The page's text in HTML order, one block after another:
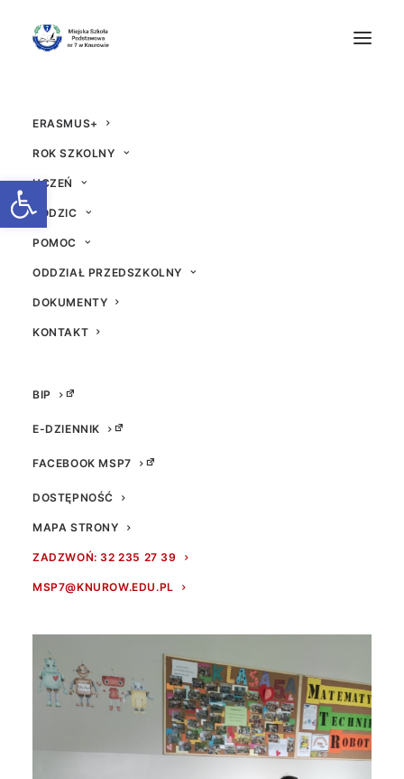
Otwórz pasek narzędzi
ERASMUS+
ROK SZKOLNY
UCZEŃ
RODZIC
POMOC
ODDZIAŁ PRZEDSZKOLNY
DOKUMENTY
KONTAKT
BIP
E-DZIENNIK
FACEBOOK MSP7
DOSTĘPNOŚĆ
MAPA STRONY
ZADZWOŃ: 32 235 27 39
MSP7@KNUROW.EDU.PL
Robotyka - Żaglówka,
klocki LEGO BRICQ ed